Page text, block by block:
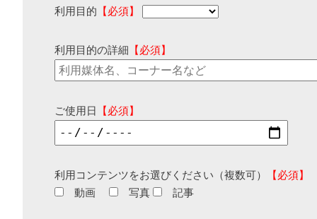
利用目的 【必須】
利用目的の詳細 【必須】
ご使用日 【必須】
利用コンテンツをお選びください（複数可）
【必須】
動画
写真 記事